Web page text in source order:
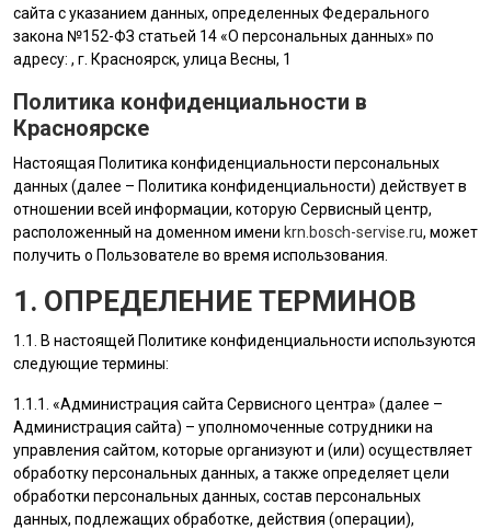
сайта с указанием данных, определенных Федерального
закона №152-ФЗ статьей 14 «О персональных данных» по
адресу: , г. Красноярск, улица Весны, 1
Политика конфиденциальности в
Красноярске
Настоящая Политика конфиденциальности персональных
данных (далее – Политика конфиденциальности) действует в
отношении всей информации, которую Сервисный центр,
расположенный на доменном имени krn.bosch-servise.ru, может
получить о Пользователе во время использования.
1. ОПРЕДЕЛЕНИЕ ТЕРМИНОВ
1.1. В настоящей Политике конфиденциальности используются
следующие термины:
1.1.1. «Администрация сайта Сервисного центра» (далее –
Администрация сайта) – уполномоченные сотрудники на
управления сайтом, которые организуют и (или) осуществляет
обработку персональных данных, а также определяет цели
обработки персональных данных, состав персональных
данных, подлежащих обработке, действия (операции),